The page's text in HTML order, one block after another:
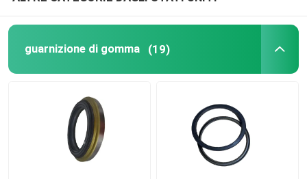
GUARNIZIONE DELLA POMPA IDRAULICA
parti di plastica su ordinazione
Parti di gomma per autoveicoli
guarnizione di gomma (19)